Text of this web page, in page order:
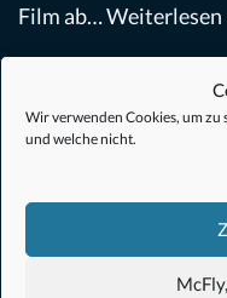
Wir verwenden Cookies, um zu
und welche nicht.
Film ab…Weiterlesen
#1.21 Gigawatt